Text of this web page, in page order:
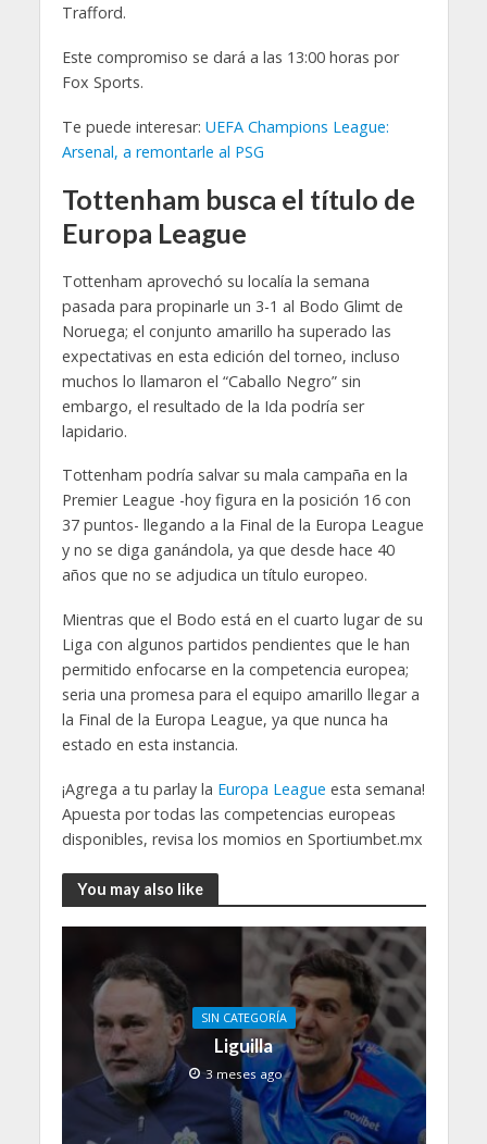
Trafford.
Este compromiso se dará a las 13:00 horas por
Fox Sports.
Te puede interesar: UEFA Champions League:
Arsenal, a remontarle al PSG
Tottenham busca el título de
Europa League
Tottenham aprovechó su localía la semana
pasada para propinarle un 3-1 al Bodo Glimt de
Noruega; el conjunto amarillo ha superado las
expectativas en esta edición del torneo, incluso
muchos lo llamaron el “Caballo Negro” sin
embargo, el resultado de la Ida podría ser
lapidario.
Tottenham podría salvar su mala campaña en la
Premier League -hoy figura en la posición 16 con
37 puntos- llegando a la Final de la Europa League
y no se diga ganándola, ya que desde hace 40
años que no se adjudica un título europeo.
Mientras que el Bodo está en el cuarto lugar de su
Liga con algunos partidos pendientes que le han
permitido enfocarse en la competencia europea;
seria una promesa para el equipo amarillo llegar a
la Final de la Europa League, ya que nunca ha
estado en esta instancia.
¡Agrega a tu parlay la Europa League esta semana!
Apuesta por todas las competencias europeas
disponibles, revisa los momios en Sportiumbet.mx
You may also like
SIN CATEGORÍA
Liguilla
3 meses ago